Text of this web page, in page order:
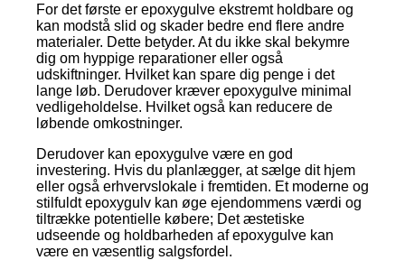
For det første er epoxygulve ekstremt holdbare og
kan modstå slid og skader bedre end flere andre
materialer. Dette betyder. At du ikke skal bekymre
dig om hyppige reparationer eller også
udskiftninger. Hvilket kan spare dig penge i det
lange løb. Derudover kræver epoxygulve minimal
vedligeholdelse. Hvilket også kan reducere de
løbende omkostninger.
Derudover kan epoxygulve være en god
investering. Hvis du planlægger, at sælge dit hjem
eller også erhvervslokale i fremtiden. Et moderne og
stilfuldt epoxygulv kan øge ejendommens værdi og
tiltrække potentielle købere; Det æstetiske
udseende og holdbarheden af epoxygulve kan
være en væsentlig salgsfordel.